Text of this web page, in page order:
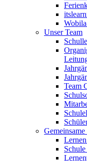
Unser Team
Team